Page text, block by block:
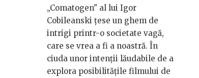
„Comatogen" al lui Igor
Cobileanski țese un ghem de
intrigi printr-o societate vagă,
care se vrea a fi a noastră. În
ciuda unor intenții lăudabile de a
explora posibilitățile filmului de